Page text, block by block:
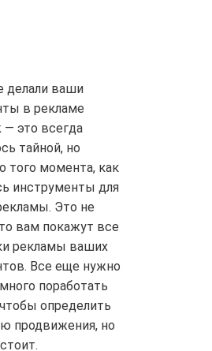
делали ваши
в рекламе
— это всегда
тайной, но
того момента, как
инструменты для
Это не
вам покажут все
рекламы ваших
Все еще нужно
поработать
определить
продвижения, но